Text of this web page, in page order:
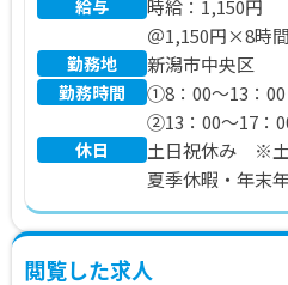
給与
時給：1,150円
＠1,150円×8時
※別途 残業代、
勤務地 新潟市中央区
勤務時間
①8：00～13：00
②13：00～17：
休日
土日祝休み ※土
夏季休暇・年末
年間休日110日
閲覧した求人